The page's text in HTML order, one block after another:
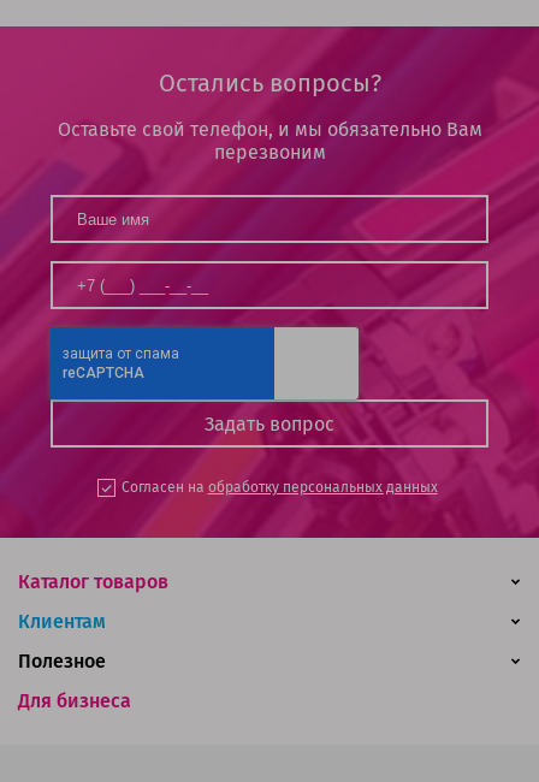
Остались вопросы?
Оставьте свой телефон, и мы обязательно Вам
перезвоним
Согласен на обработку персональных данных
Каталог товаров
Клиентам
Для бизнеса
Полезное